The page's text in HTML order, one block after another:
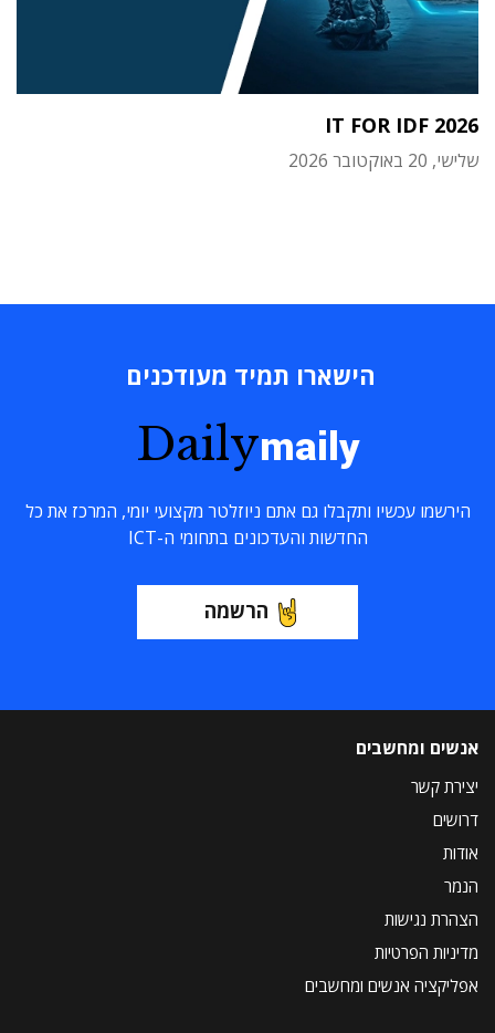
IT FOR IDF 2026
שלישי, 20 באוקטובר 2026
הישארו תמיד מעודכנים
Dailymaily
הירשמו עכשיו ותקבלו גם אתם ניוזלטר מקצועי יומי, המרכז את כל
החדשות והעדכונים בתחומי ה-ICT
הרשמה
אנשים ומחשבים
יצירת קשר
דרושים
אודות
הנמר
הצהרת נגישות
מדיניות הפרטיות
אפליקציה אנשים ומחשבים